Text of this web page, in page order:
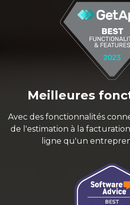
Meilleures
Avec des fonctionnalités
de l'estimation à la
ligne qu'un